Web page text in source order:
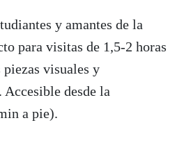
y amantes de la
para visitas de 1,5-2 horas
piezas visuales y
desde la
a pie).